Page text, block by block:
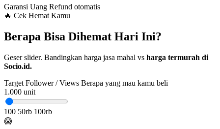
Garansi Uang Refund otomatis
🔥 Cek Hemat Kamu
Berapa Bisa Dihemat Hari Ini?
Geser slider. Bandingkan harga jasa mahal vs harga termurah di
Socio.id.
Target Follower / Views Berapa yang mau kamu beli
1.000 unit
100 50rb 100rb
😱